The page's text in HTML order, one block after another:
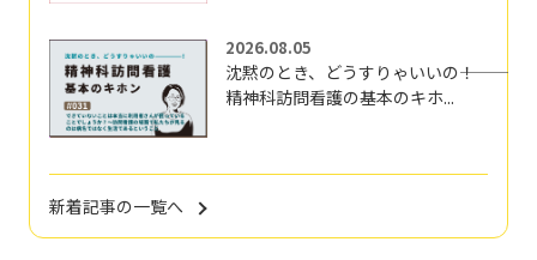
2026.08.05
沈黙のとき、どうすりゃいいの―――！
精神科訪問看護の基本のキホ...
新着記事の一覧へ